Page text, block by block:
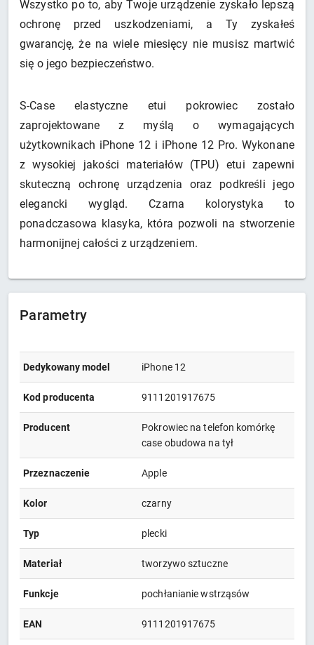
Wszystko po to, aby Twoje urządzenie zyskało lepszą
ochronę przed uszkodzeniami, a Ty zyskałeś
gwarancję, że na wiele miesięcy nie musisz martwić
się o jego bezpieczeństwo.
S-Case elastyczne etui pokrowiec zostało
zaprojektowane z myślą o wymagających
użytkownikach iPhone 12 i iPhone 12 Pro. Wykonane
z wysokiej jakości materiałów (TPU) etui zapewni
skuteczną ochronę urządzenia oraz podkreśli jego
elegancki wygląd. Czarna kolorystyka to
ponadczasowa klasyka, która pozwoli na stworzenie
harmonijnej całości z urządzeniem.
Parametry
Dedykowany model iPhone 12
Kod producenta 9111201917675
Producent
Pokrowiec na telefon komórkę
case obudowa na tył
Przeznaczenie Apple
Kolor czarny
Typ plecki
Materiał tworzywo sztuczne
Funkcje pochłanianie wstrząsów
EAN 9111201917675